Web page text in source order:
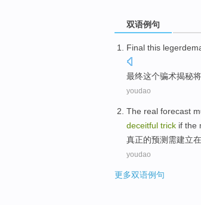
双语例句
Final this
最终这个骗术揭秘
youdao
The real forecast
deceitful trick if the
真正的预测 需建立在
youdao
更多双语例句